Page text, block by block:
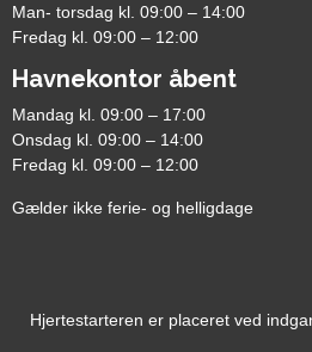
Man- torsdag kl. 09:00 – 14:00
Fredag kl. 09:00 – 12:00
Havnekontor åbent
Mandag kl. 09:00 – 17:00
Onsdag kl. 09:00 – 14:00
Fredag kl. 09:00 – 12:00
Gælder ikke ferie- og helligdage
Hjertestarteren er placeret ved